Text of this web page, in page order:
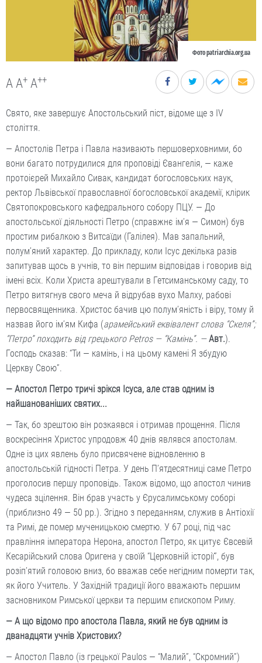
Фото patriarchia.org.ua
A A+ A++
Свято, яке завершує Апостольський піст, відоме ще з IV
століття.
— Апостолів Петра і Павла називають першоверховними, бо
вони багато потрудилися для проповіді Євангелія, — каже
протоієрей Михайло Сивак, кандидат богословських наук,
ректор Львівської православної богословської академії, клірик
Святопокровського кафедрального собору ПЦУ. — До
апостольської діяльності Петро (справжнє ім’я — Симон) був
простим рибалкою з Витсаїди (Галілея). Мав запальний,
полум’яний характер. До прикладу, коли Ісус декілька разів
запитував щось в учнів, то він першим відповідав і говорив від
імені всіх. Коли Христа арештували в Гетсиманському саду, то
Петро витягнув свого меча й відрубав вухо Малху, рабові
первосвященника. Христос бачив цю полум’яність і віру, тому й
назвав його ім’ям Кифа (арамейський еквівалент слова “Скеля”;
“Петро” походить від грецького Petros — “Камінь”. — Авт.).
Господь сказав: “Ти — камінь, і на цьому камені Я збудую
Церкву Свою”.
— Апостол Петро тричі зрікся Iсуса, але став одним із
найшанованіших святих...
— Так, бо зрештою він розкаявся і отримав прощення. Після
воскресіння Христос упродовж 40 днів являвся апостолам.
Одне із цих явлень було присвячене відновленню в
апостольській гідності Петра. У день П’ятдесятниці саме Петро
проголосив першу проповідь. Також відомо, що апостол чинив
чудеса зцілення. Він брав участь у Єрусалимському соборі
(приблизно 49 — 50 рр.). Згідно з переданням, служив в Антіохії
та Римі, де помер мученицькою смертю. У 67 році, під час
правління імператора Нерона, апостол Петро, як цитує Євсевій
Кесарійський слова Оригена у своїй “Церковній історії”, був
розіп’ятий головою вниз, бо вважав себе негідним померти так,
як його Учитель. У Західній традиції його вважають першим
засновником Римської церкви та першим єпископом Риму.
— А що відомо про апостола Павла, який не був одним із
дванадцяти учнів Христових?
— Апостол Павло (із грецької Paulos — “Малий”, “Скромний”)